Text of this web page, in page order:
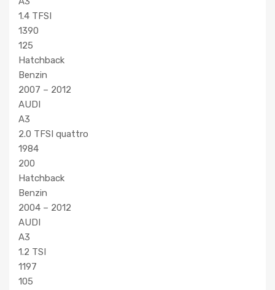
1.4 TFSI
1390
125
Hatchback
Benzin
2007 – 2012
AUDI
A3
2.0 TFSI quattro
1984
200
Hatchback
Benzin
2004 – 2012
AUDI
A3
1.2 TSI
1197
105